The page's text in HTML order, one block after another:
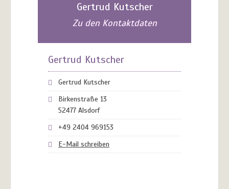
Gertrud Kutscher
Zu den Kontaktdaten
Gertrud Kutscher
Gertrud Kutscher
Birkenstraße 13
52477 Alsdorf
+49 2404 969153
E-Mail schreiben